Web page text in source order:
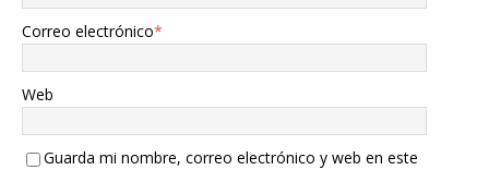
Correo electrónico*
Web
Guarda mi nombre, correo electrónico y web en este